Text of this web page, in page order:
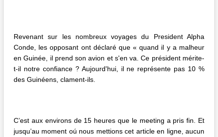
Revenant sur les nombreux voyages du President Alpha
Conde, les opposant ont déclaré que « quand il y a malheur
en Guinée, il prend son avion et s'en va. Ce président mérite-
t-il notre confiance ? Aujourd'hui, il ne représente pas 10 %
des Guinéens, clament-ils.
C’est aux environs de 15 heures que le meeting a pris fin. Et
jusqu’au moment oú nous mettions cet article en ligne, aucun